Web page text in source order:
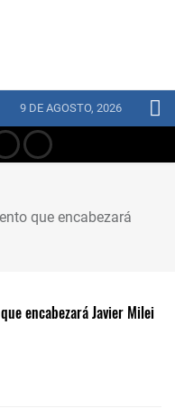
9 DE AGOSTO, 2026
que encabezará
encabezará Javier Milei